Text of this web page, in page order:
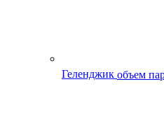
Геленджик объем